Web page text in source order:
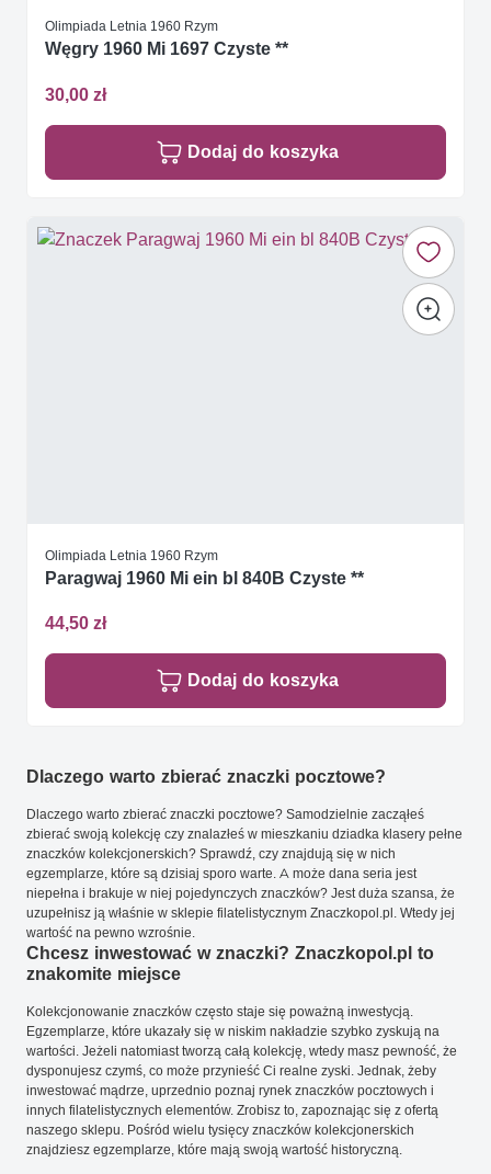
Olimpiada Letnia 1960 Rzym
Węgry 1960 Mi 1697 Czyste **
30,00 zł
Dodaj do koszyka
Olimpiada Letnia 1960 Rzym
Paragwaj 1960 Mi ein bl 840B Czyste **
44,50 zł
Dodaj do koszyka
Dlaczego warto zbierać znaczki pocztowe?
Dlaczego warto zbierać znaczki pocztowe? Samodzielnie zacząłeś
zbierać swoją kolekcję czy znalazłeś w mieszkaniu dziadka klasery pełne
znaczków kolekcjonerskich? Sprawdź, czy znajdują się w nich
egzemplarze, które są dzisiaj sporo warte. A może dana seria jest
niepełna i brakuje w niej pojedynczych znaczków? Jest duża szansa, że
uzupełnisz ją właśnie w sklepie filatelistycznym Znaczkopol.pl. Wtedy jej
wartość na pewno wzrośnie.
Chcesz inwestować w znaczki? Znaczkopol.pl to
znakomite miejsce
Kolekcjonowanie znaczków często staje się poważną inwestycją.
Egzemplarze, które ukazały się w niskim nakładzie szybko zyskują na
wartości. Jeżeli natomiast tworzą całą kolekcję, wtedy masz pewność, że
dysponujesz czymś, co może przynieść Ci realne zyski. Jednak, żeby
inwestować mądrze, uprzednio poznaj rynek znaczków pocztowych i
innych filatelistycznych elementów. Zrobisz to, zapoznając się z ofertą
naszego sklepu. Pośród wielu tysięcy znaczków kolekcjonerskich
znajdziesz egzemplarze, które mają swoją wartość historyczną.